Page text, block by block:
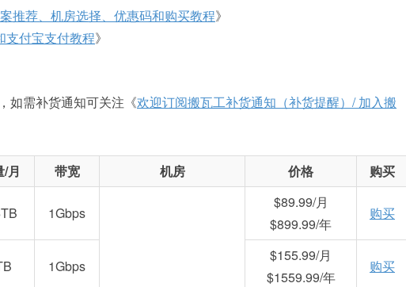
推荐、机房选择、优惠码和购买教程》
支付宝支付教程》
如需补货通知可关注《欢迎订阅搬瓦工补货通知（补货提醒）/ 加入搬
月 带宽 机房 价格 购买
1Gbps
$89.99/月
$899.99/年
购买
1Gbps
$155.99/月
$1559.99/年
购买